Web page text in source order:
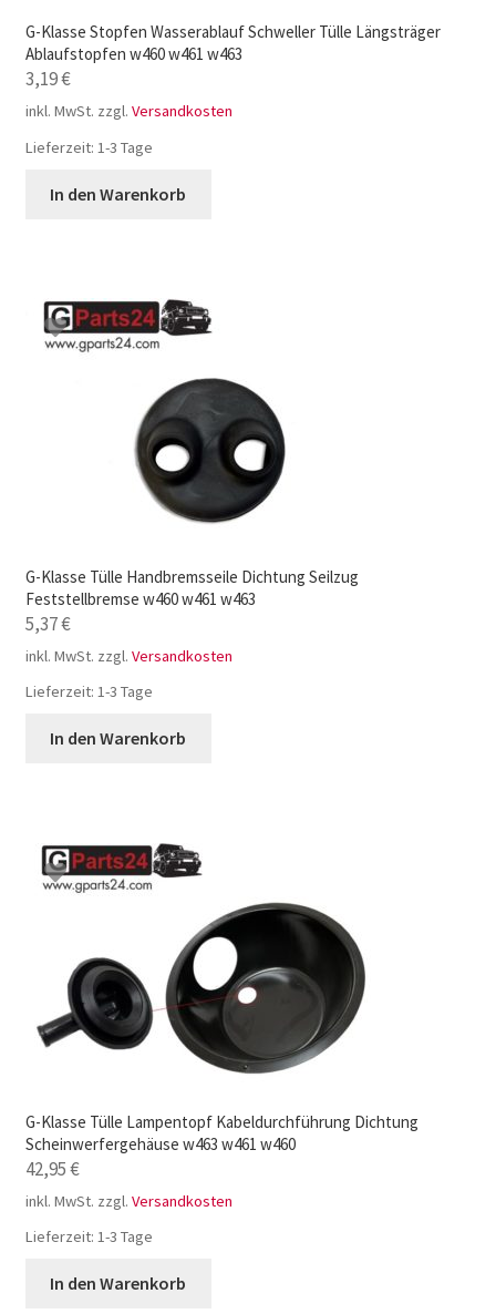
G-Klasse Stopfen Wasserablauf Schweller Tülle Längsträger
Ablaufstopfen w460 w461 w463
3,19€
inkl. MwSt. zzgl. Versandkosten
Lieferzeit: 1-3 Tage
In den Warenkorb
G-Klasse Tülle Handbremsseile Dichtung Seilzug
Feststellbremse w460 w461 w463
5,37€
inkl. MwSt. zzgl. Versandkosten
Lieferzeit: 1-3 Tage
In den Warenkorb
G-Klasse Tülle Lampentopf Kabeldurchführung Dichtung
Scheinwerfergehäuse w463 w461 w460
42,95€
inkl. MwSt. zzgl. Versandkosten
Lieferzeit: 1-3 Tage
In den Warenkorb